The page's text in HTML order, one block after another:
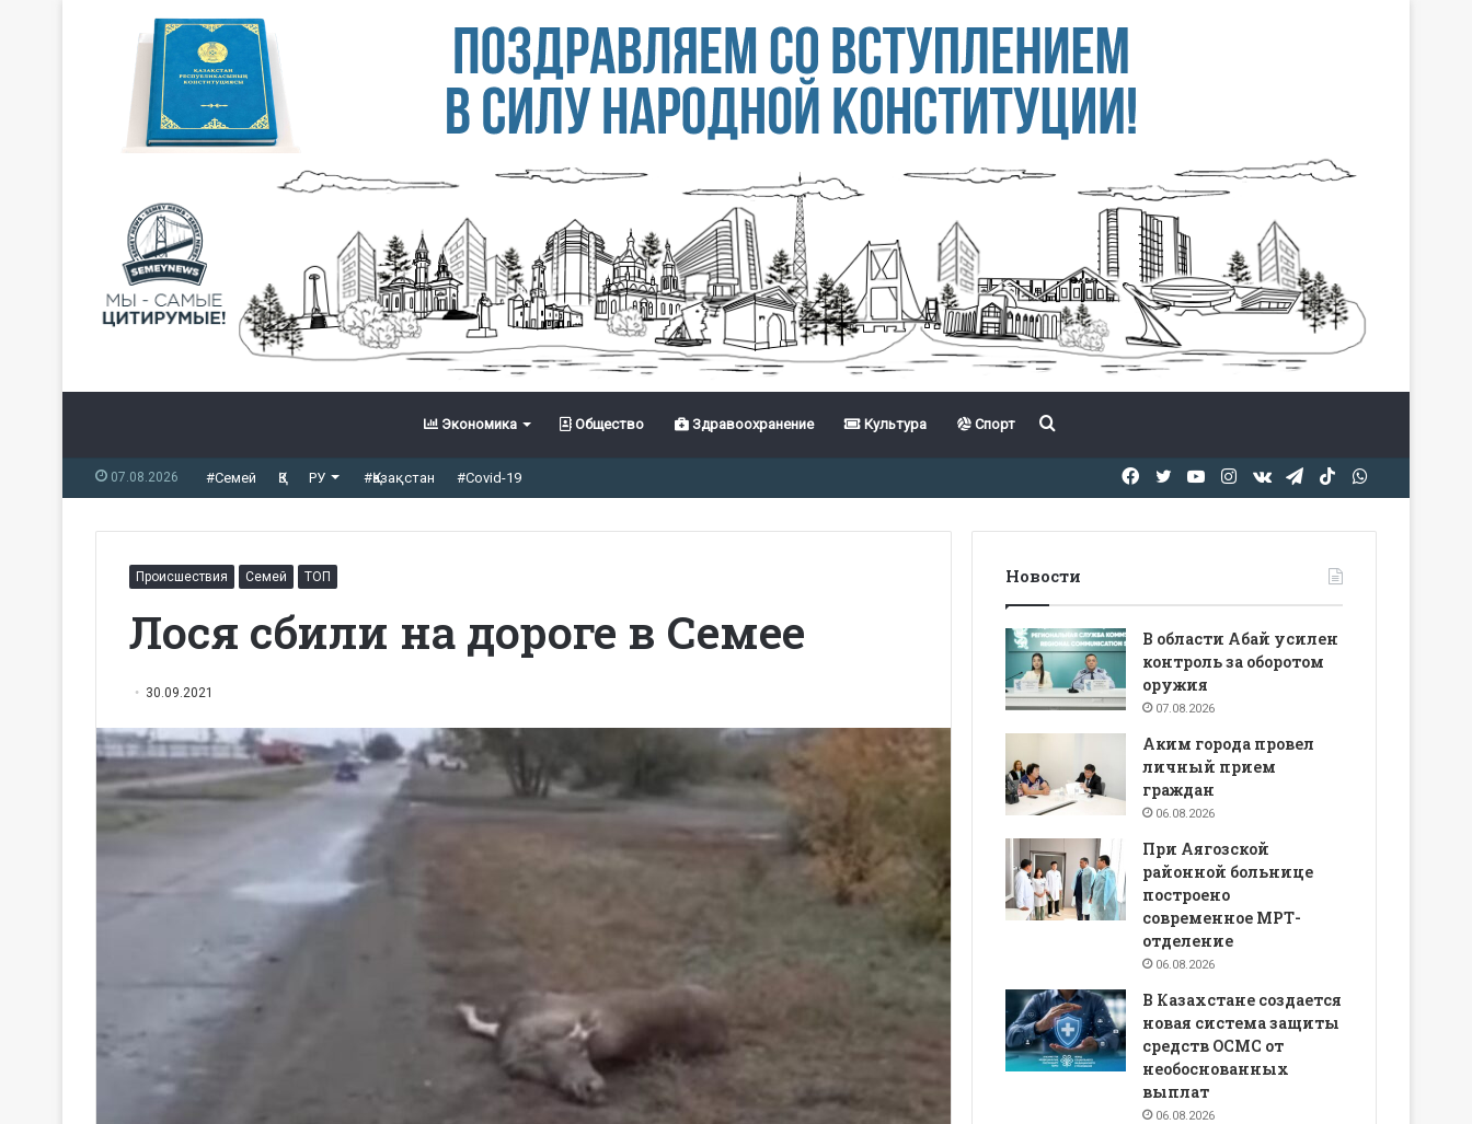
Экономика Общество Здравоохранение Культура Спорт Іздеу
07.08.2026 #Семей ҚЗ РУ #Қазақстан #Covid-19 TikTok
Telegram
vk.com
Instagram
YouTube
Twitter
Facebook
Происшествия Семей ТОП
Лося сбили на дороге в Семее
30.09.2021
Новости
В области Абай усилен
контроль за оборотом
оружия
07.08.2026
Аким города провел
личный прием
граждан
06.08.2026
При Аягозской
районной больнице
построено
современное МРТ-
отделение
06.08.2026
В Казахстане создается
новая система защиты
средств ОСМС от
необоснованных
выплат
06.08.2026